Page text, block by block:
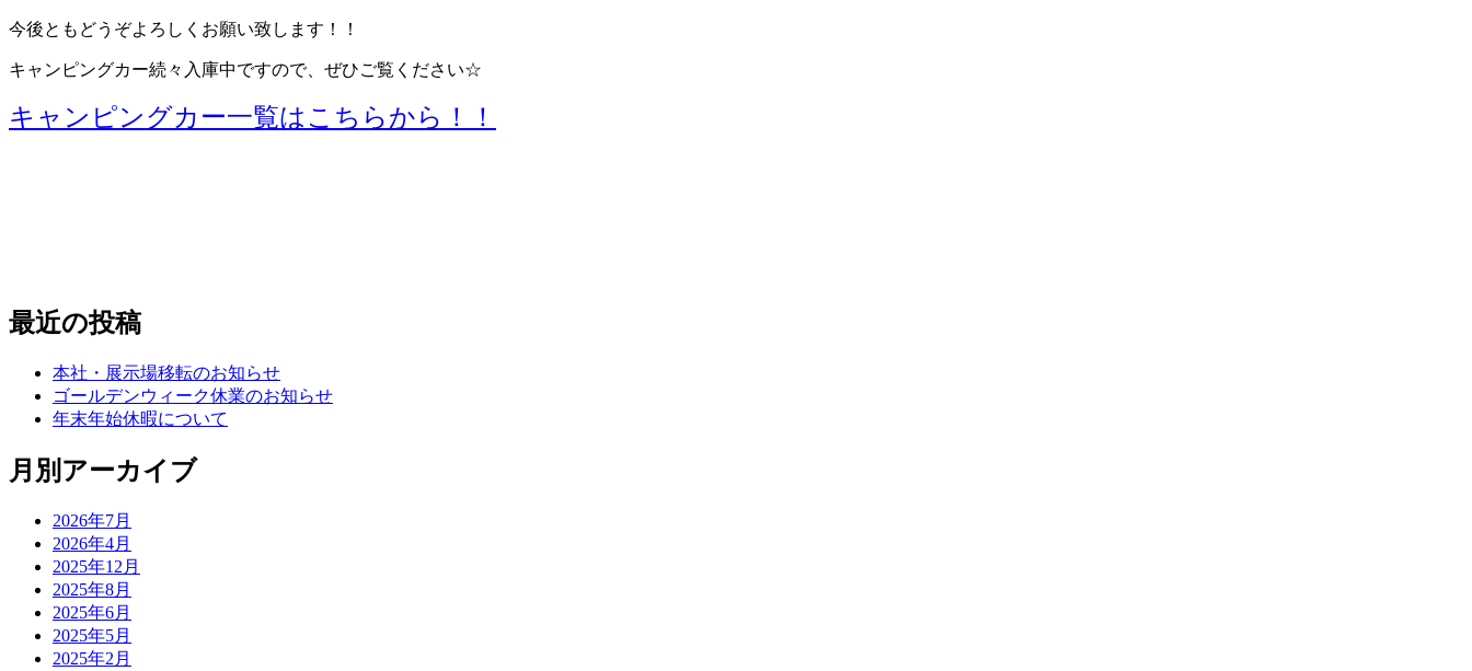
今後ともどうぞよろしくお願い致します！！
キャンピングカー続々入庫中ですので、ぜひご覧ください☆
キャンピングカー一覧はこちらから！！
最近の投稿
本社・展示場移転のお知らせ
ゴールデンウィーク休業のお知らせ
年末年始休暇について
月別アーカイブ
2026年7月
2026年4月
2025年12月
2025年8月
2025年6月
2025年5月
2025年2月